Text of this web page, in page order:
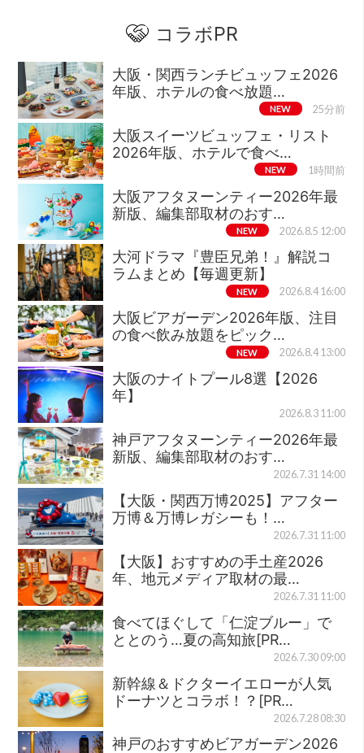
コラボPR
大阪・関西ランチビュッフェ2026
年版、ホテルの食べ放題…
NEW 25分前
大阪スイーツビュッフェ・リスト
2026年版、ホテルで食べ…
NEW 1時間前
大阪アフタヌーンティー2026年最
新版、編集部取材のおす…
NEW 2026.8.5 12:00
大河ドラマ『豊臣兄弟！』解説コ
ラムまとめ【毎週更新】
NEW 2026.8.4 16:00
大阪ビアガーデン2026年版、注目
の食べ飲み放題をピック…
NEW 2026.8.4 13:00
大阪のナイトプール8選【2026
年】
2026.8.3 11:00
神戸アフタヌーンティー2026年最
新版、編集部取材のおす…
2026.7.31 14:00
【大阪・関西万博2025】アフター
万博＆万博レガシーも！…
2026.7.31 11:00
【大阪】おすすめの手土産2026
年、地元メディア取材の最…
2026.7.31 11:00
食べてほぐして「仁淀ブルー」で
ととのう…夏の高知旅[PR…
2026.7.30 09:00
新幹線＆ドクターイエローが人気
ドーナツとコラボ！？[PR…
2026.7.28 08:30
神戸のおすすめビアガーデン2026